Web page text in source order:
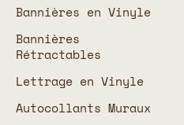
Bannières en Vinyle
Bannières
Rétractables
Lettrage en Vinyle
Autocollants Muraux